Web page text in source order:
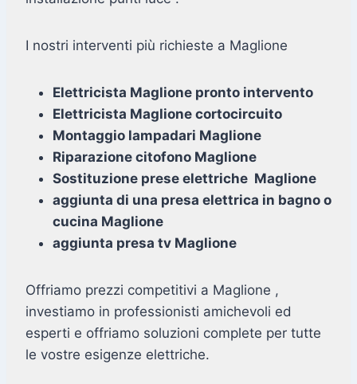
I nostri interventi più richieste a Maglione
Elettricista Maglione pronto intervento
Elettricista Maglione cortocircuito
Montaggio lampadari Maglione
Riparazione citofono Maglione
Sostituzione prese elettriche Maglione
aggiunta di una presa elettrica in bagno o
cucina Maglione
aggiunta presa tv Maglione
Offriamo prezzi competitivi a Maglione ,
investiamo in professionisti amichevoli ed
esperti e offriamo soluzioni complete per tutte
le vostre esigenze elettriche.